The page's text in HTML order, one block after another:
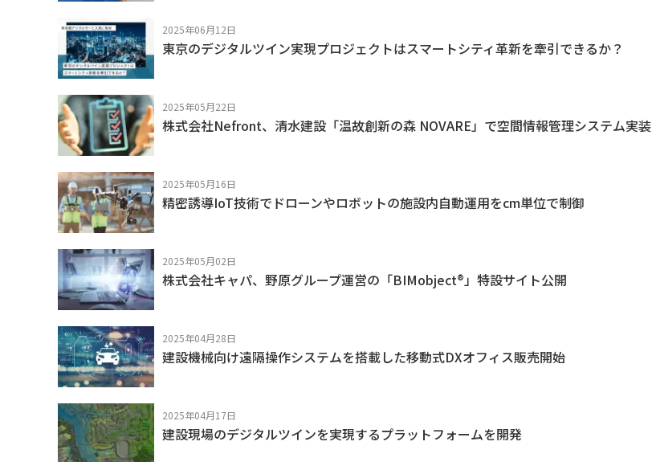
2025年06月12日
東京のデジタルツイン実現プロジェクトはスマートシティ革新を牽引できるか？
2025年05月22日
株式会社Nefront、清水建設「温故創新の森 NOVARE」で空間情報管理システム実装
2025年05月16日
精密誘導IoT技術でドローンやロボットの施設内自動運用をcm単位で制御
2025年05月02日
株式会社キャパ、野原グループ運営の「BIMobject®」特設サイト公開
2025年04月28日
建設機械向け遠隔操作システムを搭載した移動式DXオフィス販売開始
2025年04月17日
建設現場のデジタルツインを実現するプラットフォームを開発